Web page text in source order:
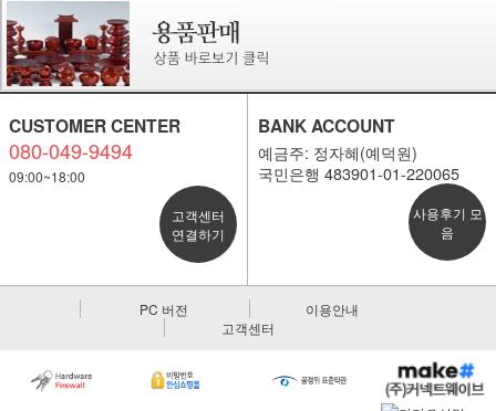
CUSTOMER CENTER
080-049-9494
09:00~18:00
고객센터
연결하기
BANK ACCOUNT
예금주: 정자혜(예덕원)
국민은행 483901-01-220065
사용후기 모
음
PC 버전
이용안내
고객센터